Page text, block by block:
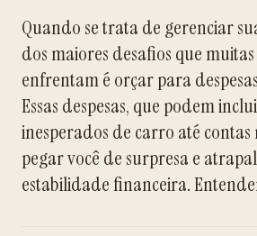
Quando se trata de gerenciar
dos maiores desafios que muitas
enfrentam é orçar para
Essas despesas, que podem
inesperados de carro até
pegar você de surpresa e
estabilidade financeira.